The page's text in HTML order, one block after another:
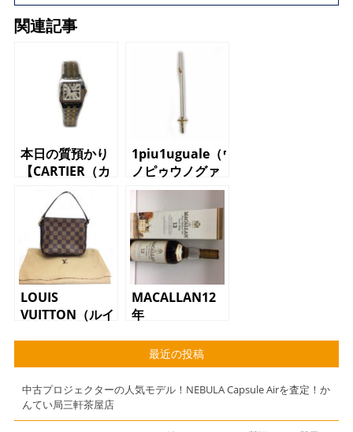
関連記事
本日の質預かり
【CARTIER（カ
ルティエ）
W25066Z6 サ
ントスドゥモワ
ゼル YG SS
クオーツ】
1piu1uguale（ウ
ノピゥウノグァ
ーレトレ）ネッ
クレス K18
クロス
LOUIS
VUITTON（ルイ
チ N51982
ダミエ
MACALLAN12
年
最近の投稿
中古プロジェクターの人気モデル！NEBULA Capsule Airを査定！か
んてい局三軒茶屋店